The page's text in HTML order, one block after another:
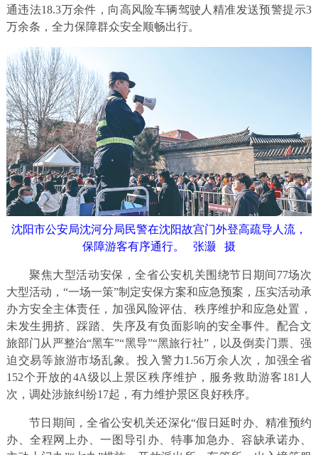
通违法18.3万余件，向高风险车辆驾驶人精准发送预警提示3
万余条，全力保障群众安全顺畅出行。
沈阳市公安局沈河分局民警在沈阳故宫门外登高疏导人流，
保障游客有序通行。 张灏 摄
聚焦大型活动安保，全省公安机关围绕节日期间77场次
大型活动，“一场一策”制定安保方案和应急预案，压实活动承
办方安全主体责任，加强风险评估、秩序维护和应急处置，
未发生拥挤、踩踏、失序及有负面影响的安全事件。配合文
旅部门从严整治“黑车”“黑导”“黑旅行社”，以及倒卖门票、强
迫交易等旅游市场乱象。投入警力1.56万余人次，加强全省
152个开放的4A级以上景区秩序维护，服务救助游客181人
次，调处涉旅纠纷17起，有力维护景区良好秩序。
节日期间，全省公安机关还深化“假日延时办、精准预约
办、全程网上办、一图导引办、特事加急办、容缺承诺办、